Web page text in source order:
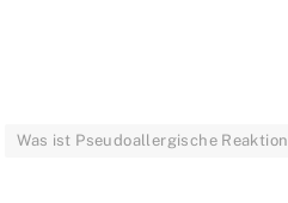
Was ist Pseudoallergische Reaktion